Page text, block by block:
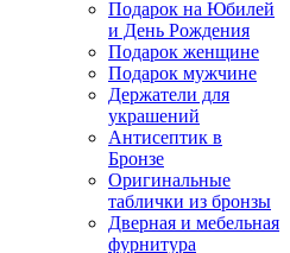
Подарок на Юбилей
и День Рождения
Подарок женщине
Подарок мужчине
Держатели для
украшений
Антисептик в
Бронзе
Оригинальные
таблички из бронзы
Дверная и мебельная
фурнитура